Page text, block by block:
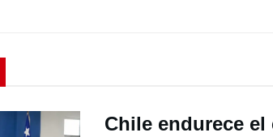
Chile endurece